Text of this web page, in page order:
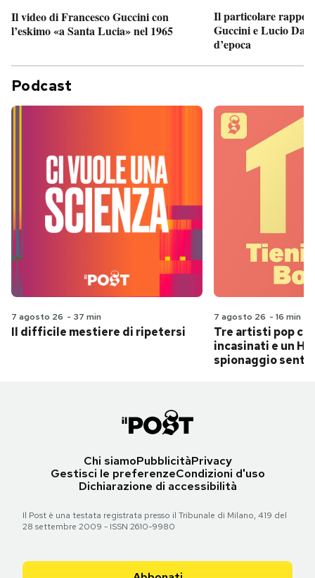
Il video di Francesco Guccini con
l’eskimo «a Santa Lucia» nel 1965
Il particolare
Guccini e Lucio
d’epoca
Podcast
7 agosto 26 - 37 min
Il difficile mestiere di ripetersi
7 agosto 26 - 16 min
Tre artisti pop
incasinati e un
spionaggio
Chi siamoPubblicitàPrivacy
Gestisci le preferenzeCondizioni d'uso
Dichiarazione di accessibilità
Il Post è una testata registrata presso il Tribunale di Milano, 419 del
28 settembre 2009 - ISSN 2610-9980